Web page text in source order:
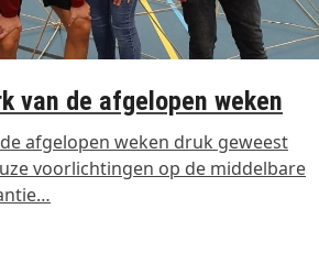
van de afgelopen weken
afgelopen weken druk geweest
voorlichtingen op de middelbare